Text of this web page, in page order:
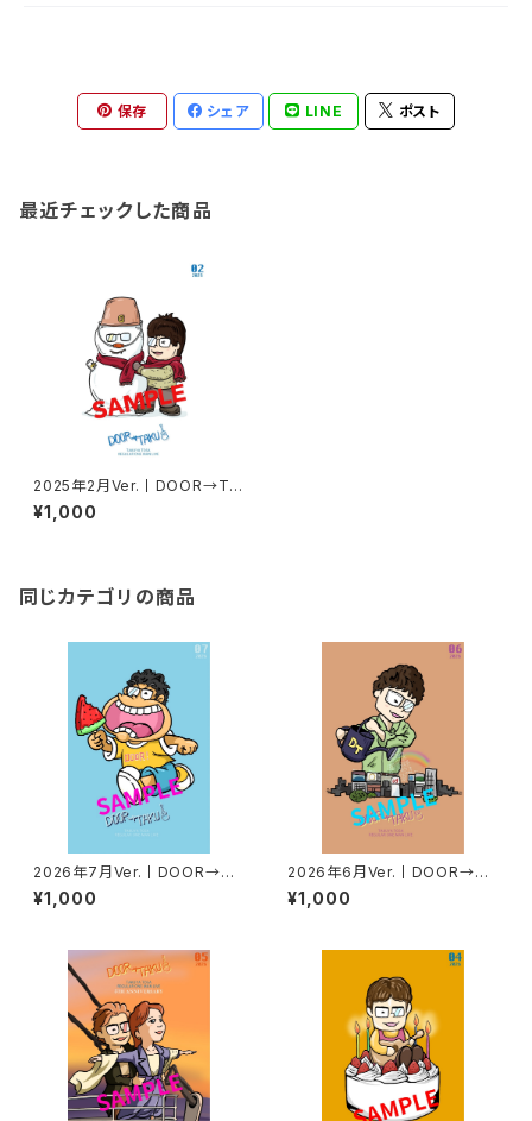
保存 シェア LINE ポスト
最近チェックした商品
2025年2月Ver.丨DOOR→TA
KUポストカード
¥1,000
同じカテゴリの商品
2026年7月Ver.丨DOOR→TA
KUポストカード
¥1,000
2026年6月Ver.丨DOOR→TA
KUポストカード
¥1,000